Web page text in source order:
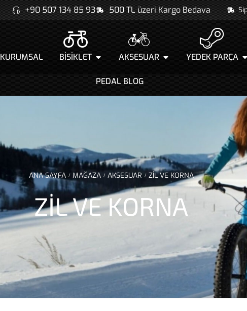
+90 507 134 85 93 500 TL üzeri Kargo Bedava
KURUMSAL BİSİKLET AKSESUAR YEDEK PARÇA
PEDAL BLOG
ZİL VE KORNA
ANA SAYFA / MAĞAZA / AKSESUAR / ZİL VE KORNA